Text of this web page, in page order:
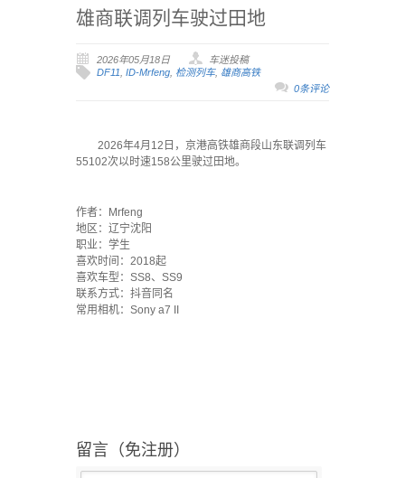
雄商联调列车驶过田地
2026年05月18日
车迷投稿
DF11, ID-Mrfeng, 检测列车, 雄商高铁
0条评论
2026年4月12日，京港高铁雄商段山东联调列车
55102次以时速158公里驶过田地。
作者：Mrfeng
地区：辽宁沈阳
职业：学生
喜欢时间：2018起
喜欢车型：SS8、SS9
联系方式：抖音同名
常用相机：Sony a7 II
留言（免注册）